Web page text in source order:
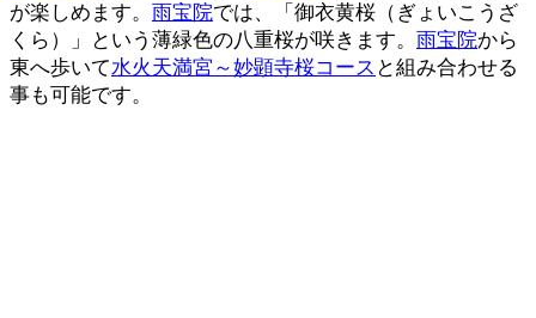
が楽しめます。 雨宝院では、「御衣黄桜（ぎょいこうざ
くら）」という薄緑色の八重桜が咲きます。 雨宝院から
東へ歩いて水火天満宮～妙顕寺桜コース と組み合わせる
事も可能です。